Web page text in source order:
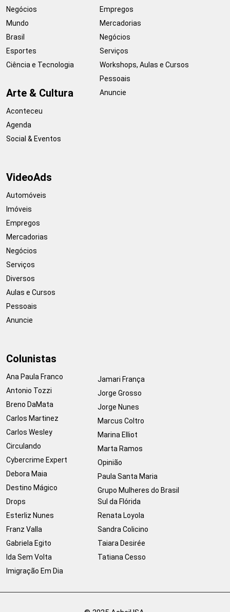
Negócios
Mundo
Brasil
Esportes
Ciência e Tecnologia
Arte & Cultura
Aconteceu
Agenda
Social & Eventos
Empregos
Mercadorias
Negócios
Serviços
Workshops, Aulas e Cursos
Pessoais
Anuncie
VideoAds
Automóveis
Imóveis
Empregos
Mercadorias
Negócios
Serviços
Diversos
Aulas e Cursos
Pessoais
Anuncie
Colunistas
Ana Paula Franco
Antonio Tozzi
Breno DaMata
Carlos Martinez
Carlos Wesley
Circulando
Cybercrime Expert
Debora Maia
Destino Mágico
Drops
Esterliz Nunes
Franz Valla
Gabriela Egito
Ida Sem Volta
Imigração Em Dia
Jamari França
Jorge Grosso
Jorge Nunes
Marcus Coltro
Marina Elliot
Marta Ramos
Opinião
Paula Santa Maria
Grupo Mulheres do Brasil
Sul da Flórida
Renata Loyola
Sandra Colicino
Taiara Desirée
Tatiana Cesso